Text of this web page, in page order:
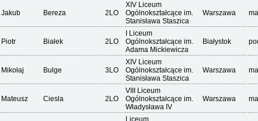
Jakub Bereza 2LO
XIV Liceum
Ogólnokształcące im.
Stanisława Staszica
Warszawa
Piotr Białek 2LO
I Liceum
Ogólnokształcące im.
Adama Mickiewicza
Białystok
Mikołaj Bulge 3LO
XIV Liceum
Ogólnokształcące im.
Stanisława Staszica
Warszawa
Mateusz Ciesla 2LO
VIII Liceum
Ogólnokształcące im.
Władysława IV
Warszawa
Liceum